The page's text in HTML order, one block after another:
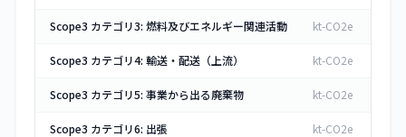
Scope3 カテゴリ3: 燃料及びエネルギー関連活動 kt-CO2e
Scope3 カテゴリ4: 輸送・配送（上流） kt-CO2e
Scope3 カテゴリ5: 事業から出る廃棄物 kt-CO2e
Scope3 カテゴリ6: 出張 kt-CO2e